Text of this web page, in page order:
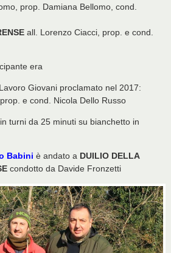
prop. Damiana Bellomo, cond.
all. Lorenzo Ciacci, prop. e cond.
era
Giovani proclamato nel 2017:
e cond. Nicola Dello Russo
turni da 25 minuti su bianchetto in
Babini è andato a DUILIO DELLA
condotto da Davide Fronzetti